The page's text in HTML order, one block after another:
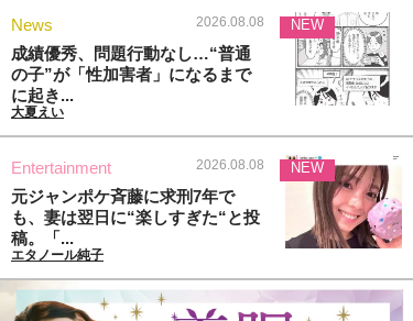
News 2026.08.08
成績優秀、問題行動なし…“普通
の子”が「性加害者」になるまで
に起き...
大夏えい
NEW
Entertainment 2026.08.08
元ジャンポケ斉藤に求刑7年で
も、妻は翌日に“楽しすぎた“と投
稿。「...
エタノール純子
NEW